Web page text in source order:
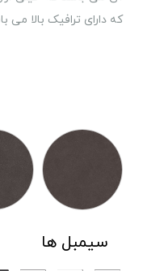
که دارای ترافیک بالا
سیمبل ها